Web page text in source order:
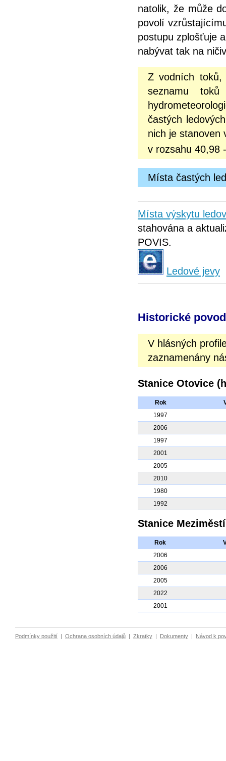
natolik, že může
povolí
postupu zplošťuje
nabývat tak na
Z vodních
seznamu
častých
nich je stanoven
v rozsahu 40,98
Místa častých
Místa výskytu
stahována a
POVIS.
Ledové jevy
Historické
V hlásných
zaznamenány
Stanice Otovice
Rok
1997
2006
1997
2001
2005
2010
1980
1992
Stanice
Rok
2006
2006
2005
2022
2001
Podmínky použití Ochrana osobních údajů Zkratky Dokumenty Návod k